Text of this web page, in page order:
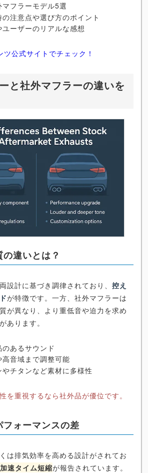
フラーモデル5選
注意点や選び方のポイント
ーザーのリアルな感想
公式サイトでチェック！
と社外マフラーの違いを
違いとは？
設計に基づき調律されており、 控え
が特徴です。一方、社外マフラーは
が異なり、より重低音や迫力を求め
あります。
あるサウンド
音域まで調整可能
チタンなど素材に多様性
を重視するなら社外品が優位です。
ォーマンスの差
は排気効率を高める設計がされてお
速タイム短縮が報告されています。